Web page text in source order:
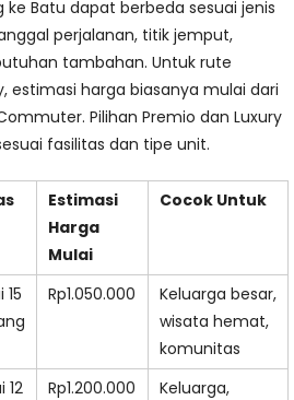
ke Batu dapat berbeda sesuai jenis
perjalanan, titik jemput,
tambahan. Untuk rute
estimasi harga biasanya mulai dari
Pilihan Premio dan Luxury
fasilitas dan tipe unit.
Estimasi
Harga
Mulai
Cocok Untuk
15
Rp1.050.000
Keluarga besar,
wisata hemat,
komunitas
12
Rp1.200.000
Keluarga,